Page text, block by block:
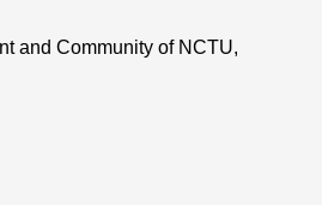
and Community of NCTU,